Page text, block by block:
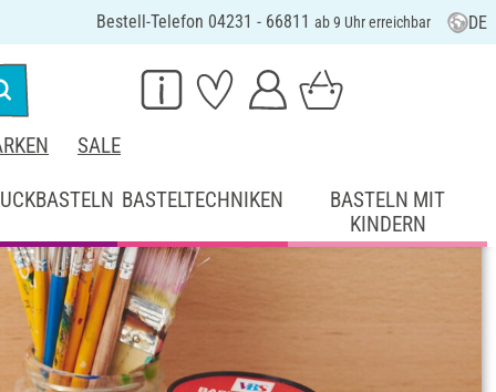
Bestell-Telefon 04231 - 66811 ab 9 Uhr erreichbar DE
SALE
BASTELTECHNIKEN
BASTELN MIT
KINDERN